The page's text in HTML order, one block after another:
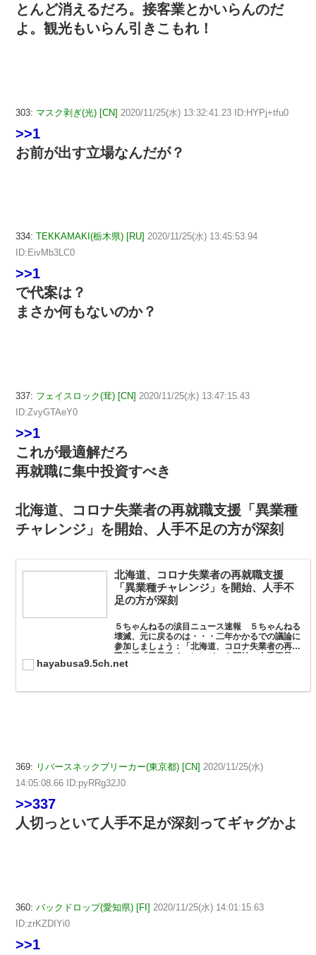
とんど消えるだろ。接客業とかいらんのだ
よ。観光もいらん引きこもれ！
303: マスク剥ぎ(光) [CN] 2020/11/25(水) 13:32:41.23 ID:HYPj+tfu0
>>1
お前が出す立場なんだが？
334: TEKKAMAKI(栃木県) [RU] 2020/11/25(水) 13:45:53.94
ID:EivMb3LC0
>>1
で代案は？
まさか何もないのか？
337: フェイスロック(茸) [CN] 2020/11/25(水) 13:47:15.43
ID:ZvyGTAeY0
>>1
これが最適解だろ
再就職に集中投資すべき
北海道、コロナ失業者の再就職支援「異業種
チャレンジ」を開始、人手不足の方が深刻
北海道、コロナ失業者の再就職支援
「異業種チャレンジ」を開始、人手不
足の方が深刻
５ちゃんねるの涙目ニュース速報 ５ちゃんねる
壊滅、元に戻るのは・・・二年かかるでの議論に
参加しましょう：「北海道、コロナ失業者の再就
職支援「異業種チャレンジ」を開始、人手不足の
方が深刻」。
hayabusa9.5ch.net
369: リバースネックブリーカー(東京都) [CN] 2020/11/25(水)
14:05:08.66 ID:pyRRg32J0
>>337
人切っといて人手不足が深刻ってギャグかよ
360: バックドロップ(愛知県) [FI] 2020/11/25(水) 14:01:15.63
ID:zrKZDIYi0
>>1